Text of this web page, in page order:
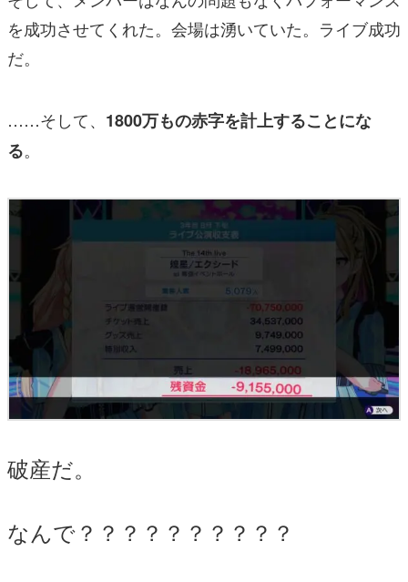
を成功させてくれた。会場は湧いていた。ライブ成功
だ。
……そして、 1800万もの赤字を計上することにな
る。
破産だ。
なんで？？？？？？？？？？